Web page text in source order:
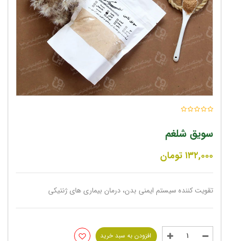
سویق شلغم
۱۳۲,۰۰۰تومان
تقویت کننده سیستم ایمنی بدن، درمان بیماری های ژنتیکی
افزودن به سبد خرید